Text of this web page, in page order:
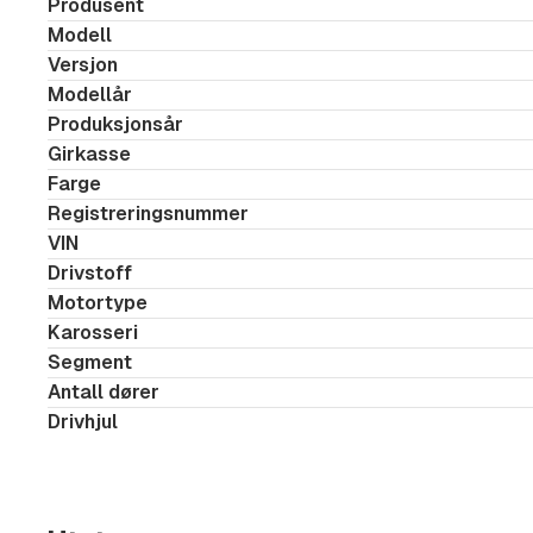
Keyless Advanced
Varmepumpe
El. bakluke, sensorstyrt
Ryggekamera
LED-hovedlykter
Klimaanlegg 3 soners
Parkeringsassistent pluss med fjernkontroll
Emergency Assist
Navigasjonssystem
Dynamisk styring
Trafikkskiltgjenkjenning
Produsent
Modell
Versjon
Modellår
Produksjonsår
Girkasse
Farge
Registreringsnummer
VIN
Drivstoff
Motortype
Karosseri
Segment
Antall dører
Drivhjul